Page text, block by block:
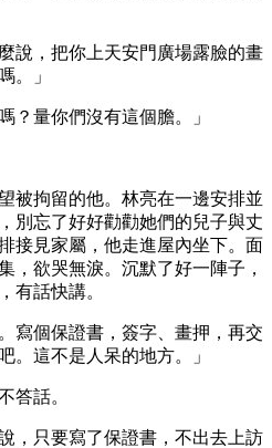
說，把你上天安門廣場露臉的畫
。」
？量你們沒有這個膽。」
被拘留的他。林亮在一邊安排並
別忘了好好勸勸她們的兒子與丈
接見家屬，他走進屋內坐下。面
，欲哭無淚。沉默了好一陣子，
有話快講。
寫個保證書，簽字、畫押，再交
。這不是人呆的地方。」
答話。
，只要寫了保證書，不出去上訪